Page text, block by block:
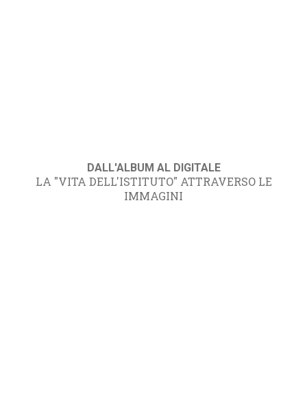
DALL'ALBUM AL DIGITALE
LA "VITA DELL'ISTITUTO" ATTRAVERSO LE
IMMAGINI